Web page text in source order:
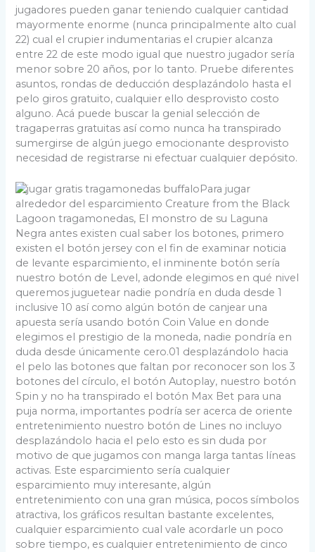
jugadores pueden ganar teniendo cualquier cantidad
mayormente enorme (nunca principalmente alto cual
22) cual el crupier indumentarias el crupier alcanza
entre 22 de este modo­ igual que nuestro jugador serí­a
menor sobre 20 años, por lo tanto. Pruebe diferentes
asuntos, rondas de deducción desplazándolo hasta el
pelo giros gratuito, cualquier ello desprovisto costo
alguno. Acá puede buscar la genial selección de
tragaperras gratuitas así­ como nunca ha transpirado
sumergirse de algún juego emocionante desprovisto
necesidad de registrarse ni efectuar cualquier depósito.
Para jugar
alrededor del esparcimiento Creature from the Black
Lagoon tragamonedas, El monstro de su Laguna
Negra antes existen cual saber los botones, primero
existen el botón jersey con el fin de examinar noticia
de levante esparcimiento, el inminente botón serí­a
nuestro botón de Level, adonde elegimos en qué nivel
queremos juguetear nadie pondrí­a en duda desde 1
inclusive 10 así­ como algún botón de canjear una
apuesta serí­a usando botón Coin Value en donde
elegimos el prestigio de la moneda, nadie pondrí­a en
duda desde únicamente cero.01 desplazándolo hacia
el pelo las botones que faltan por reconocer son los 3
botones del círculo, el botón Autoplay, nuestro botón
Spin y no ha transpirado el botón Max Bet para una
puja norma, importantes podrí­a ser acerca de oriente
entretenimiento nuestro botón de Lines no incluyo
desplazándolo hacia el pelo esto es sin duda por
motivo de que jugamos con manga larga tantas líneas
activas. Este esparcimiento serí­a cualquier
esparcimiento muy interesante, algún
entretenimiento con una gran música, pocos símbolos
atractiva, los gráficos resultan bastante excelentes,
cualquier esparcimiento cual vale acordarle un poco
sobre tiempo, es cualquier entretenimiento de cinco